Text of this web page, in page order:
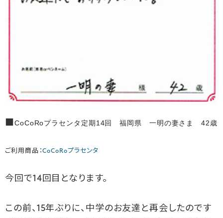
CoCoRoプラセンタ定期14回 福岡県 一明の妻さま 42歳
ご利用商品：CoCoRoプラセンタ
今回で14回目となります。
この前、15年ぶりに、中学のお友達と再会したのです